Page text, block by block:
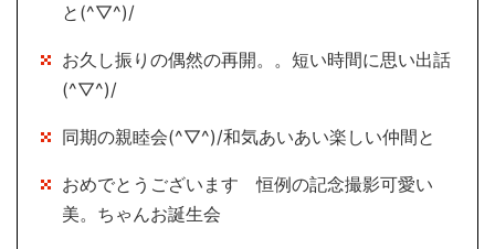
と(^▽^)/
お久し振りの偶然の再開。。短い時間に思い出話
(^▽^)/
同期の親睦会(^▽^)/和気あいあい楽しい仲間と
おめでとうございます 恒例の記念撮影可愛い
美。ちゃんお誕生会